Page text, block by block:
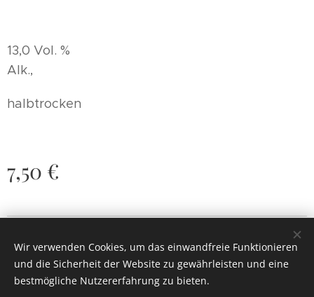
13,0 Vol. %
Alk.,
halbtrocken
7,50 €
Cookies
Wir verwenden Cookies, um das einwandfreie Funktionieren
und die Sicherheit der Website zu gewährleisten und eine
bestmögliche Nutzererfahrung zu bieten.